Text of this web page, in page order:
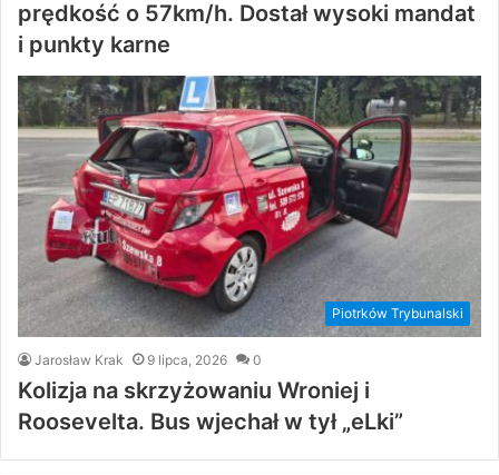
prędkość o 57km/h. Dostał wysoki mandat
i punkty karne
Piotrków Trybunalski
Jarosław Krak 9 lipca, 2026 0
Kolizja na skrzyżowaniu Wroniej i
Roosevelta. Bus wjechał w tył „eLki”